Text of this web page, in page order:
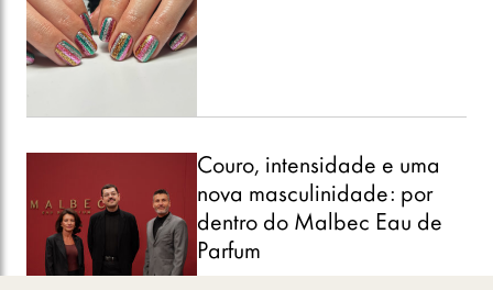
Couro, intensidade e uma
nova masculinidade: por
dentro do Malbec Eau de
Parfum